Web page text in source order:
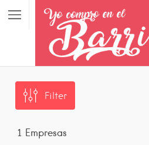
Filter
1 Empresas